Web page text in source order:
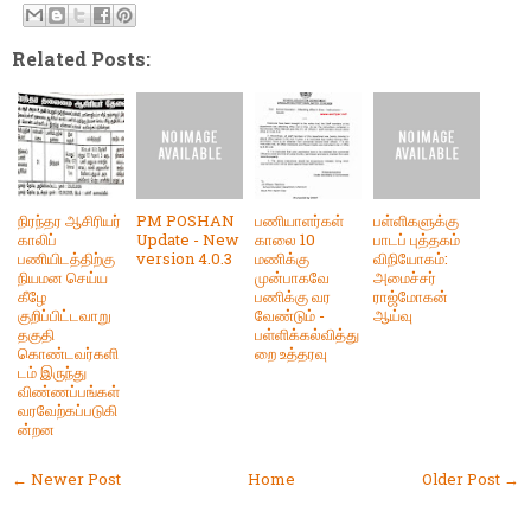
Related Posts:
நிரந்தர ஆசிரியர்
காலிப்
பணியிடத்திற்கு
நியமன செய்ய
கீழே
குறிப்பிட்டவாறு
தகுதி
கொண்டவர்களி
டம் இருந்து
விண்ணப்பங்கள்
வரவேற்கப்படுகி
ன்றன
PM POSHAN
Update - New
version 4.0.3
பணியாளர்கள்
காலை 10
மணிக்கு
முன்பாகவே
பணிக்கு வர
வேண்டும் -
பள்ளிக்கல்வித்து
றை உத்தரவு
பள்ளிகளுக்கு
பாடப் புத்தகம்
விநியோகம்:
அமைச்சர்
ராஜ்மோகன்
ஆய்வு
← Newer Post Older Post →
Home